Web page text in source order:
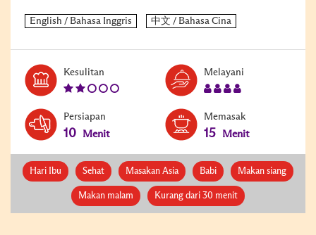
Kesulitan Melayani
Persiapan
10 Menit
Memasak
15 Menit
Hari Ibu Sehat Masakan Asia Babi Makan siang
Makan malam Kurang dari 30 menit